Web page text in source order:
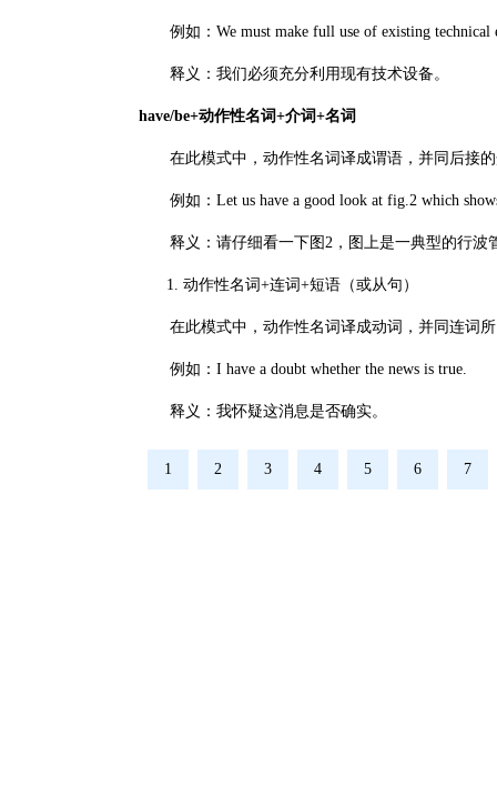
例如：We must make full use of existing technical
释义：我们必须充分利用现有技术设备。
have/be+动作性名词+介词+名词
在此模式中，动作性名词译成谓语，并同后接的
例如：Let us have a good look at fig.2 which
释义：请仔细看一下图2，图上是一典型的行波
动作性名词+连词+短语（或从句）
在此模式中，动作性名词译成动词，并同连词所
例如：I have a doubt whether the news is true.
释义：我怀疑这消息是否确实。
1 2 3 4 5 6 7